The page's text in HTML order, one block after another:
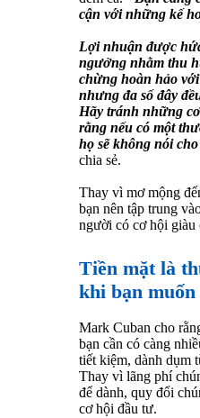
cận với những kế
Lợi nhuận được
ngưởng nhằm thu
chừng hoàn hảo
nhưng đa số đây
Hãy tránh những
rằng nếu có một
họ sẽ không nói
chia sẻ.
Thay vì mơ mộng
bạn nên tập trung
người có cơ hội giàu
Tiền mặt là
khi bạn
Mark Cuban cho
bạn cần có càng
tiết kiệm, dành dụm
Thay vì lãng phí
để dành, quy đổi
cơ hội đầu tư.